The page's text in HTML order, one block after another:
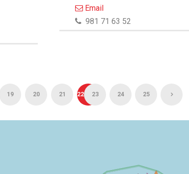
Email
981 71 63 52
19 20 21 22 23 24 25